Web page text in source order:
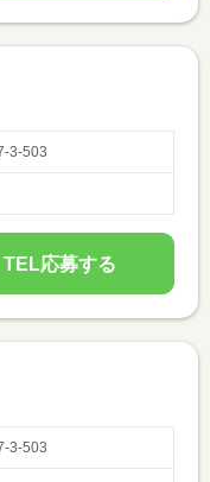
3-503
TEL応募する
3-503